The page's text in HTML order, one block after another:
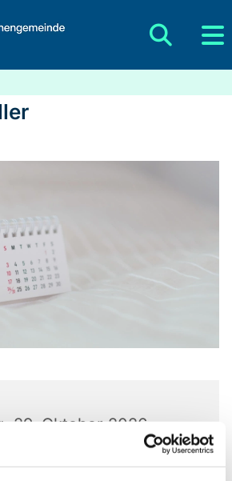
29. Oktober 2026,